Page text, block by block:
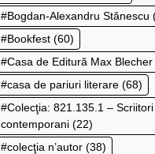
Bogdan-Alexandru Stănescu
Bookfest (60)
Casa de Editură Max Blecher
casa de pariuri literare (68)
Colecţia: 821.135.1 –
contemporani (22)
colecţia n’autor (38)